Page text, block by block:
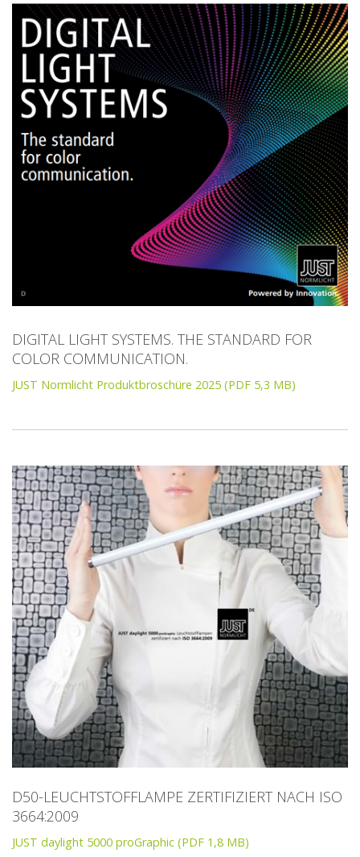
Produktfinder
Aktuelles
Unternehmen
Kontakt
DIGITAL LIGHT SYSTEMS. THE STANDARD FOR
COLOR COMMUNICATION.
JUST Normlicht Produktbroschüre 2025 (PDF 5,3 MB)
D50-LEUCHTSTOFFLAMPE ZERTIFIZIERT NACH ISO
3664:2009
JUST daylight 5000 proGraphic (PDF 1,8 MB)